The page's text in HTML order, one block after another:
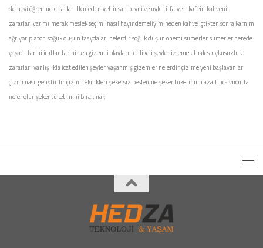
demeyi öğrenmek icatlar ilk medenıyet insan beyni ve uyku itfaiyeci kafein kahvenin
zararları var mı merak meslek seçimi nasıl hayır demeliyim neden kahve içtikten sonra karnım
ağrıyor platon soğuk duşun faaydaları nelerdirsoğuk duşun önemi sümerlersümerler nerede
yaşadı tarihi icatlartarihin en gizemli olayları tehlikeli şeyler izlemekthales uykusuzluk
zararları yanlışlıkla icat edilen şeyleryaşanmış gizemler nelerdirçizime yeni başlayanlar
çizim nasıl geliştirilirçizim teknikleri şekersiz beslenmeşeker tüketimini azaltınca vücutta
neler olurşeker tüketimini bırakmak